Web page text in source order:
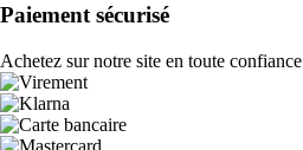
Paiement sécurisé
Achetez sur notre site en toute confiance